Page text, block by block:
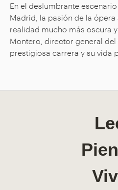
En el deslumbrante
Madrid, la pasión de la ópera
realidad mucho más oscura
Montero, director general
prestigiosa carrera y su vida